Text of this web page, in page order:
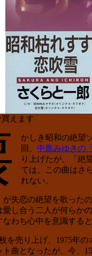
えます
かしき昭和の絶望
回、中島みゆきの
り上げたが、「絶
ては、この曲はさ
れない。
が失恋の絶望を歌った
愛し合う二人が何らか
わち心中を意識する
を売り上げ、1975年の
ト曲となったが、今、